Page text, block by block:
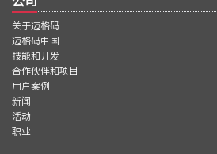
关于迈格码
迈格码中国
技能和开发
合作伙伴和项目
用户案例
新闻
活动
职业